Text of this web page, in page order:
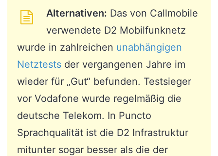
Alternativen: Das von Callmobile
verwendete D2 Mobilfunknetz
wurde in zahlreichen unabhängigen
Netztests der vergangenen Jahre im
wieder für „Gut“ befunden. Testsieger
vor Vodafone wurde regelmäßig die
deutsche Telekom. In Puncto
Sprachqualität ist die D2 Infrastruktur
mitunter sogar besser als die der